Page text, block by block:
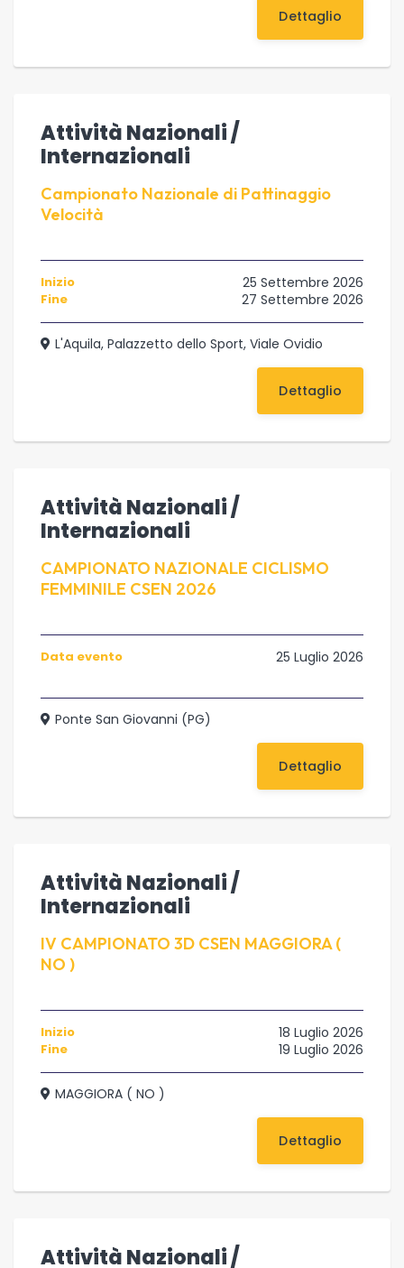
Dettaglio
Attività Nazionali /
Internazionali
Campionato Nazionale di Pattinaggio
Velocità
Inizio 25 Settembre 2026
Fine 27 Settembre 2026
L'Aquila, Palazzetto dello Sport, Viale Ovidio
Dettaglio
Attività Nazionali /
Internazionali
CAMPIONATO NAZIONALE CICLISMO
FEMMINILE CSEN 2026
Data evento 25 Luglio 2026
Ponte San Giovanni (PG)
Dettaglio
Attività Nazionali /
Internazionali
IV CAMPIONATO 3D CSEN MAGGIORA (
NO )
Inizio 18 Luglio 2026
Fine 19 Luglio 2026
MAGGIORA ( NO )
Dettaglio
Attività Nazionali /